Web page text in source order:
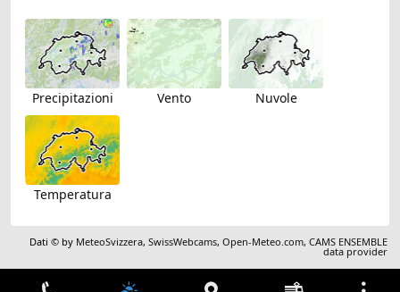
Precipitazioni Vento Nuvole
Temperatura
Dati © by MeteoSvizzera,SwissWebcams,Open-Meteo.com,CAMS ENSEMBLE
data provider